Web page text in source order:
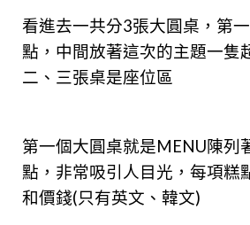
看進去一共分3張大圓桌，第
點，中間放著這次的主題一隻
二、三張桌是座位區
第一個大圓桌就是MENU陳列
點，非常吸引人目光，每項糕
和價錢(只有英文、韓文)